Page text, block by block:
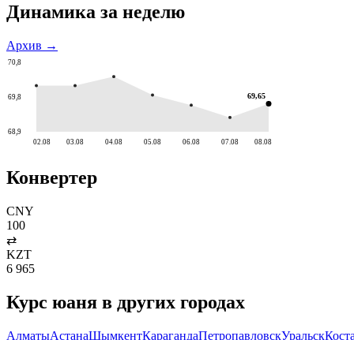
Динамика за неделю
Архив →
70,8
69,8
68,9
69,65
02.08 03.08 04.08 05.08 06.08 07.08 08.08
Конвертер
CNY
100
⇄
KZT
6 965
Курс юаня в других городах
АлматыАстанаШымкентКарагандаПетропавловскУральск